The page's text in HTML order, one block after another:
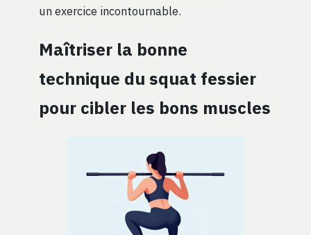
un exercice incontournable.
Maîtriser la bonne
technique du squat fessier
pour cibler les bons muscles